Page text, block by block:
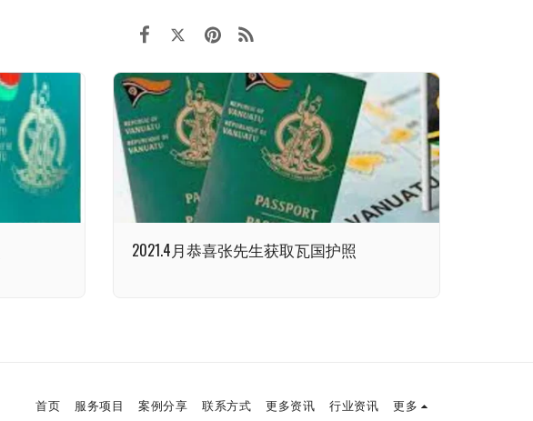
2021.4月恭喜张先生获取瓦国护照
首页 服务项目 案例分享 联系方式 更多资讯 行业资讯 更多